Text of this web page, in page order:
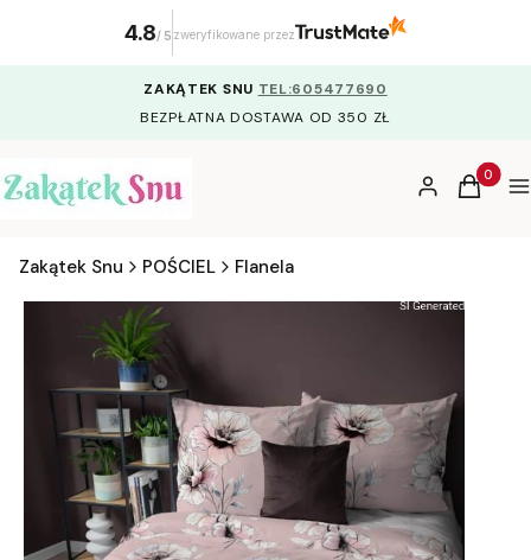
ZAKĄTEK SNU TEL:605477690
BEZPŁATNA DOSTAWA OD 350 ZŁ
Zaloguj sięKoszyk
Zakątek Snu POŚCIEL Flanela
4.8/ 5 zweryfikowane przez